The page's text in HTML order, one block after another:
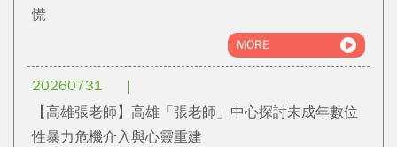
慌
MORE
20260731
【高雄張老師】高雄「張老師」中心探討未成年數位
性暴力危機介入與心靈重建